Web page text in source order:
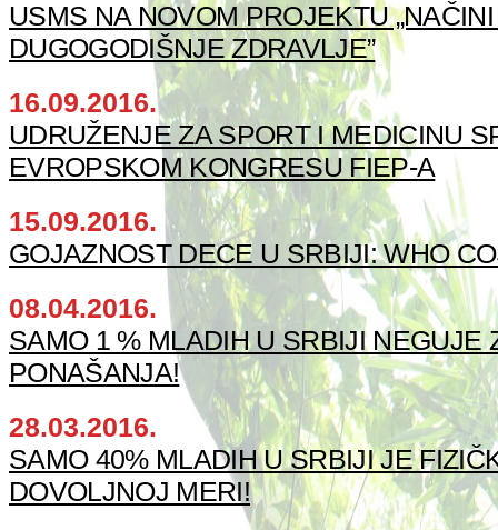
USMS NA NOVOM PROJEKTU
DUGOGODIŠNJE ZDRAVLJE”
16.09.2016.
UDRUŽENJE ZA SPORT I MEDICINU
EVROPSKOM KONGRESU FIEP-A
15.09.2016.
GOJAZNOST DECE U SRBIJI: WHO
08.04.2016.
SAMO 1 % MLADIH U SRBIJI NEGUJE
PONAŠANJA!
28.03.2016.
SAMO 40% MLADIH U SRBIJI JE
DOVOLJNOJ MERI!